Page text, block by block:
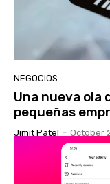
NEGOCIOS
Una nueva ola
pequeñas
Jimit Patel - October